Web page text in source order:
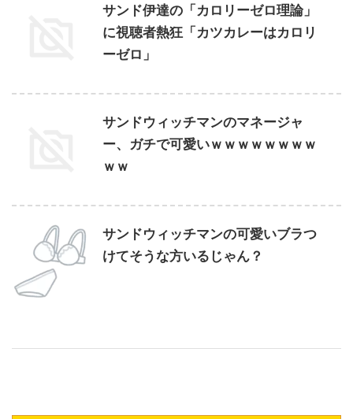
サンド伊達の「カロリーゼロ理論」
に視聴者熱狂「カツカレーはカロリ
ーゼロ」
サンドウィッチマンのマネージャ
ー、ガチで可愛いｗｗｗｗｗｗｗｗ
ｗｗ
サンドウィッチマンの可愛いブラつ
けてそうな方いるじゃん？